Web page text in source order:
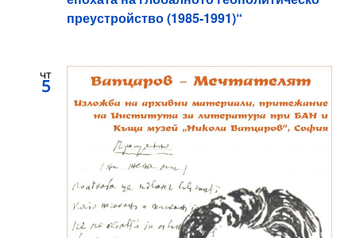
преустройство (1985-1991)“
чт
5